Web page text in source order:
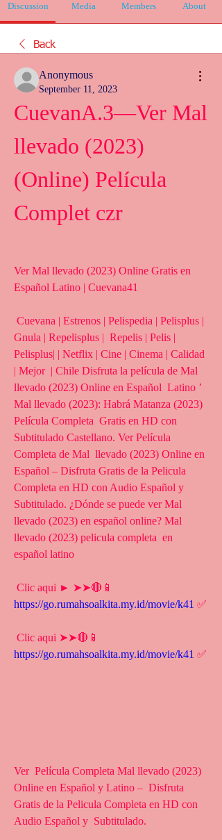
Discussion Media Members About
Back
Anonymous
September 11, 2023
CuevanA.3—Ver Mal
llevado (2023)
(Online) Película
Complet czr
Ver Mal llevado (2023) Online Gratis en
Español Latino | Cuevana41
Gnula | Repelisplus |  Repelis | Pelis |
Pelisplus| | Netflix | Cine | Cinema | Calidad
| Mejor  | Chile Disfruta la película de Mal
llevado (2023) Online en Español  Latino ’
Mal llevado (2023): Habrá Matanza (2023)
Película Completa  Gratis en HD con
Subtitulado Castellano. Ver Película
Completa de Mal  llevado (2023) Online en
Español – Disfruta Gratis de la Pelicula
Completa en HD con Audio Español y
Subtitulado. ¿Dónde se puede ver Mal
llevado (2023) en español online? Mal
llevado (2023) pelicula completa  en
español latino
https://go.rumahsoalkita.my.id/movie/k41 ✅
https://go.rumahsoalkita.my.id/movie/k41 ✅
Ver  Película Completa Mal llevado (2023)
Online en Español y Latino –  Disfruta
Gratis de la Pelicula Completa en HD con
Audio Español y  Subtitulado.